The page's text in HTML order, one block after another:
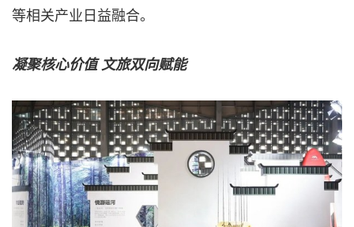
等相关产业日益融合。
凝聚核心价值文旅双向赋能